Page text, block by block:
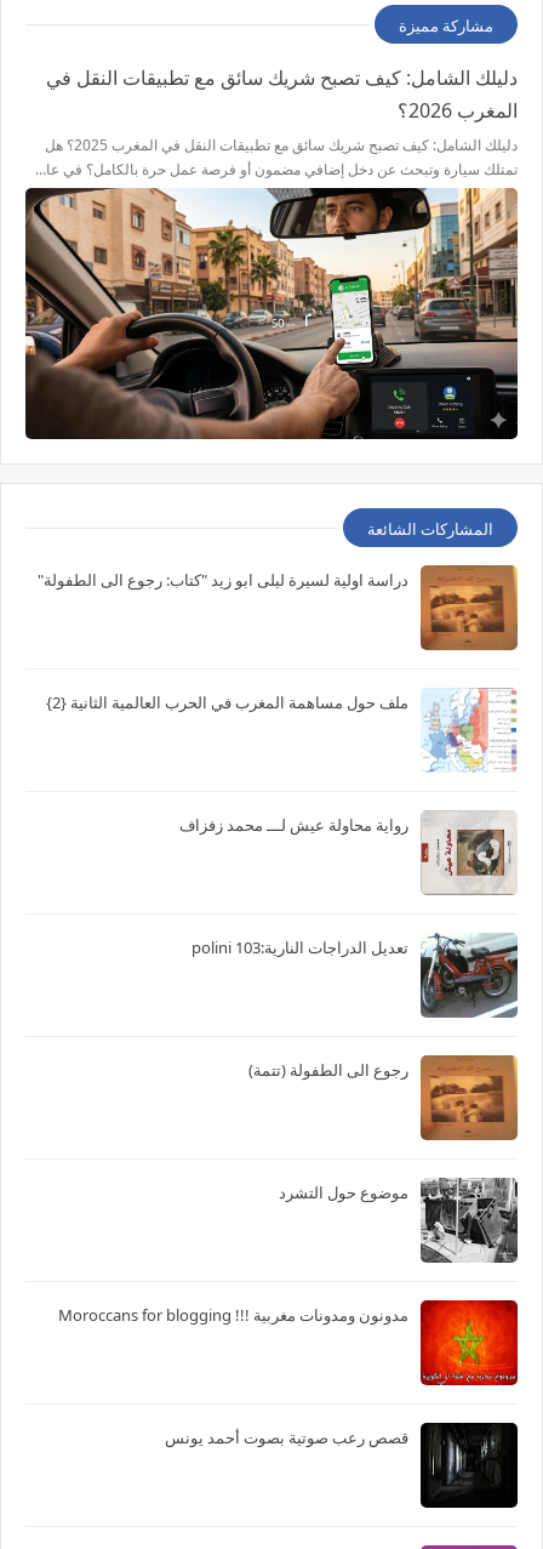
مشاركة مميزة
دليلك الشامل: كيف تصبح شريك سائق مع تطبيقات النقل في
المغرب 2026؟
دليلك الشامل: كيف تصبح شريك سائق مع تطبيقات النقل في المغرب 2025؟ هل
تمتلك سيارة وتبحث عن دخل إضافي مضمون أو فرصة عمل حرة بالكامل؟ في عا…
المشاركات الشائعة
دراسة اولية لسيرة ليلى ابو زيد "كتاب: رجوع الى الطفولة"
ملف حول مساهمة المغرب في الحرب العالمية الثانية {2}
رواية محاولة عيش لـــ محمد زفزاف
تعديل الدراجات النارية:103 polini
رجوع الى الطفولة (تتمة)
موضوع حول التشرد
مدونون ومدونات مغربية !!! Moroccans for blogging
قصص رعب صوتية بصوت أحمد يونس